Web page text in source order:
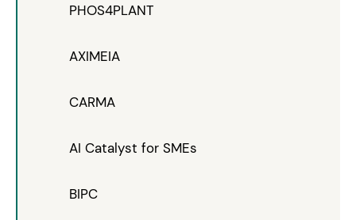
PHOS4PLANT
AXIMEIA
CARMA
AI Catalyst for SMEs
BIPC